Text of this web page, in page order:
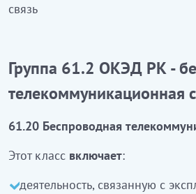
61.10.9
ҚР ЭҚЖЖ61.2 Тобы -
телекоммуникациялық
61.20 Сымсыз
Бұл класқа:
связь
Группа 61.2 ОКЭД РК -
телекоммуникационная
61.20 Беспроводная
Этот класс включает:
деятельность, связанную с